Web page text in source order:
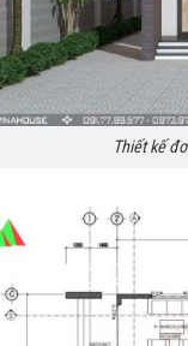
Thiết kế